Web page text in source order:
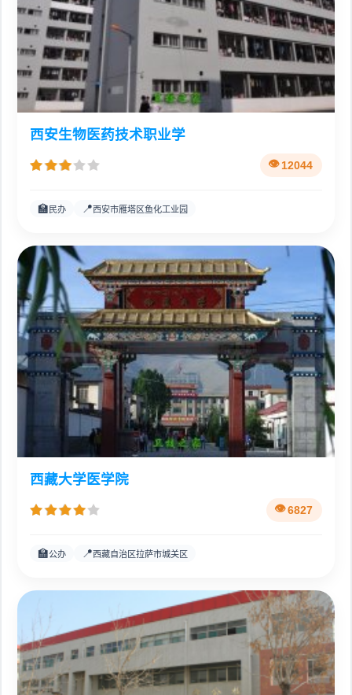
西安生物医药技术职业学
12044
🏫 民办 📍西安市雁塔区鱼化工业园
西藏大学医学院
6827
🏫公办 📍西藏自治区拉萨市城关区